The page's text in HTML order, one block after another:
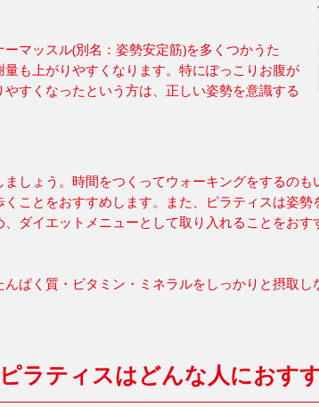
マッスル(別名：姿勢安定筋)を多くつかうた
も上がりやすくなります。特にぽっこりお腹が
すくなったという方は、正しい姿勢を意識する
しょう。時間をつくってウォーキングをするの
ことをおすすめします。また、ピラティスは姿
ダイエットメニューとして取り入れることをおす
ぱく質・ビタミン・ミネラルをしっかりと摂取
ピラティスはどんな人におす